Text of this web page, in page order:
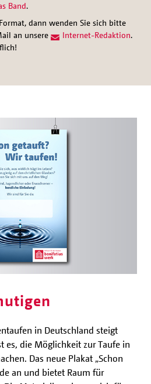
Band.
dann wenden Sie sich bitte
an unsere
Internet-Redaktion.
in Deutschland steigt
es, die Möglichkeit zur Taufe in
Das neue Plakat „Schon
an und bietet Raum für